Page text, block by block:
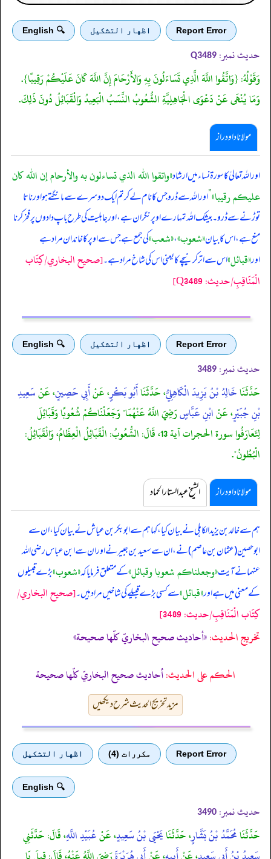
Report Error اظهار التشكيل 🔍 English
حدیث نمبر: Q3489
وَقَوْلُهُ: {وَاتَّقُوا اللَّهَ الَّذِي تَسَاءَلُونَ بِهِ وَالأَرْحَامَ إِنَّ اللَّهَ كَانَ عَلَيْكُمْ رَقِيبًا}.
وَمَا يُنْهَى عَنْ دَعْوَى الْجَاهِلِيَّةِ الشُّعُوبُ النَّسَبُ الْبَعِيدُ وَالْقَبَائِلُ دُونَ ذَلِكَ.
مولانا داود راز
‏‏‏‏ اور اللہ تعالیٰ کا سورۃ نساء میں ارشاد«واتقوا الله الذي تساءلون به والأرحام إن الله كان
عليكم رقيبا‏»”اور اللہ سے ڈرو جس کا نام لے کر تم ایک دوسرے سے مانگتے ہو اور ناتا
توڑنے سے ڈرو۔ بیشک اللہ تمہارے اوپر نگران ہے، اور جاہلیت کی طرح باپ دادوں پر فخر کرنا
منع ہے، اس کا بیان«شعوب»،«شعب»کی جمع ہے جس سے اوپر کا خاندان مراد ہے
اور«قبائل»اس سے اتر کر نیچے کا یعنی اس کی شاخ مراد ہے۔[صحيح البخاري/كِتَاب
الْمَنَاقِبِ/حدیث: Q3489]
Report Error اظهار التشكيل 🔍 English
حدیث نمبر: 3489
حَدَّثَنَاخَالِدُ بْنُ يَزِيدَ الْكَاهِلِيُّ، حَدَّثَنَاأَبُو بَكْرٍ، عَنْأَبِي حَصِينٍ، عَنْسَعِيدِ
بْنِ جُبَيْرٍ، عَنْابْنِ عَبَّاسٍرَضِيَ اللَّهُ عَنْهُمَا" وَجَعَلْنَاكُمْ شُعُوبًا وَقَبَائِلَ
لِتَعَارَفُوا سورة الحجرات آية 13، قَالَ: الشُّعُوبُ: الْقَبَائِلُ الْعِظَامُ، وَالْقَبَائِلُ:
الْبُطُونُ".
مولانا داود راز الشیخ عبدالستار الحماد
ہم سے خالد بن یزید الکاہلی نے بیان کیا، کہا ہم سے ابوبکر بن عیاش نے بیان کیا، ان سے
ابوحصین (عثمان بن عاصم) نے، ان سے سعید بن جبیر نےاور ان سے ابن عباس رضی اللہ
عنہما نے آیت«وجعلناكم شعوبا وقبائل‏»کے متعلق فرمایا کہ«شعوب»بڑے قبیلوں
کے معنی میں ہے اور«قبائل»سے کسی بڑے قبیلے کی شاخیں مراد ہیں۔[صحيح البخاري/
كِتَاب الْمَنَاقِبِ/حدیث: 3489]
تخریج الحدیث:«أحاديث صحيح البخاريّ كلّها صحيحة»
الحكم على الحديث:أحاديث صحيح البخاريّ كلّها صحيحة
مزید تخریج الحدیث شرح دیکھیں
Report Error مكررات (4) اظهار التشكيل
🔍 English
حدیث نمبر: 3490
حَدَّثَنَامُحَمَّدُ بْنُ بَشَّارٍ، حَدَّثَنَايَحْيَى بْنُ سَعِيدٍ، عَنْعُبَيْدِ اللَّهِ، قَالَ: حَدَّثَنِي